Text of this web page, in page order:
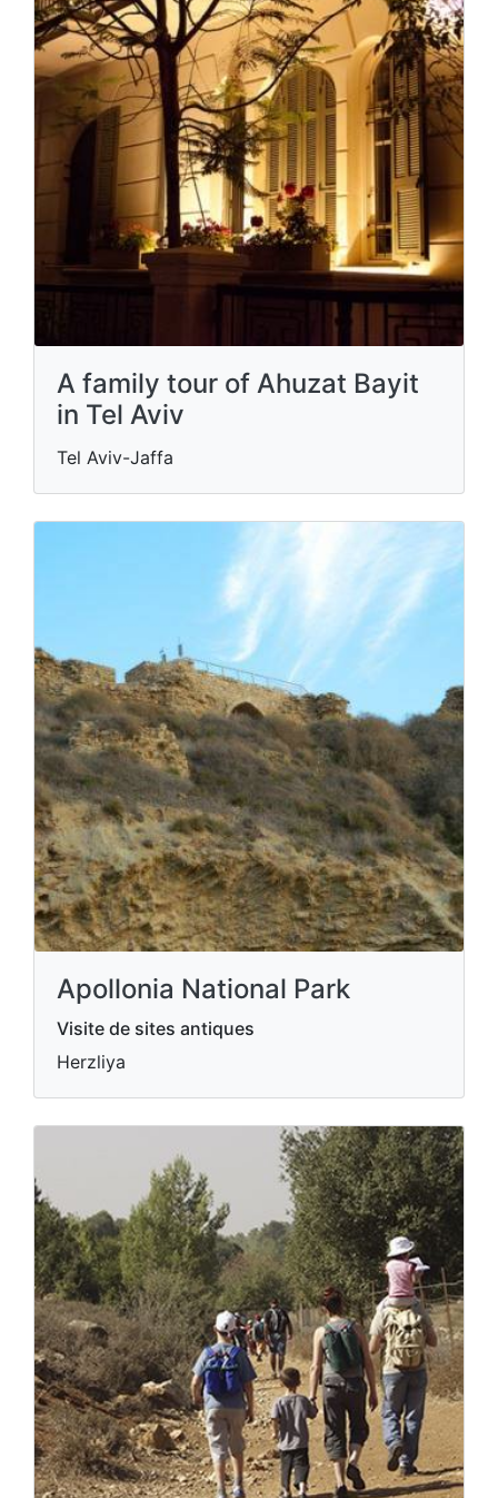
A family tour of Ahuzat Bayit
in Tel Aviv
Tel Aviv-Jaffa
Apollonia National Park
Visite de sites antiques
Herzliya